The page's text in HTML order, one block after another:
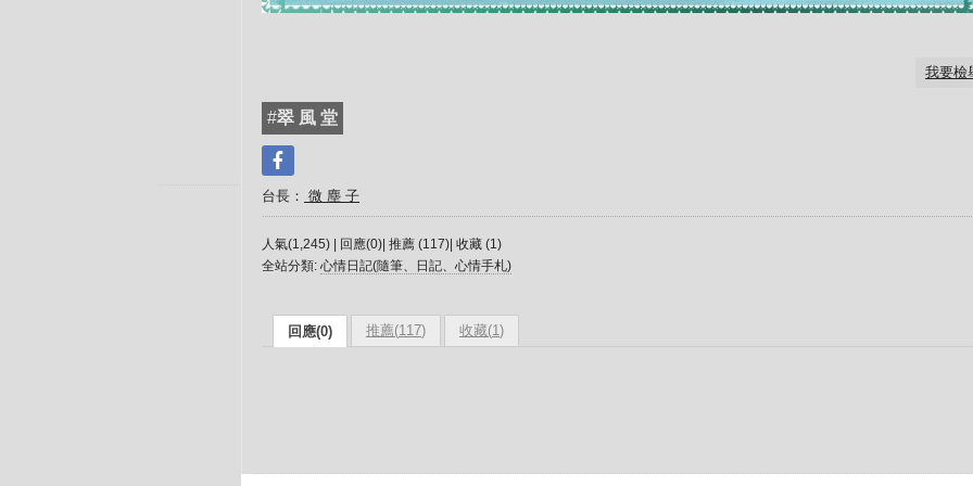
我要檢
#翠 風 堂
台長： 微 塵 子
人氣(1,245) | 回應(0)| 推薦 (117)| 收藏 (1)
全站分類: 心情日記(隨筆、日記、心情手札)
回應(0) 推薦(117) 收藏(1)